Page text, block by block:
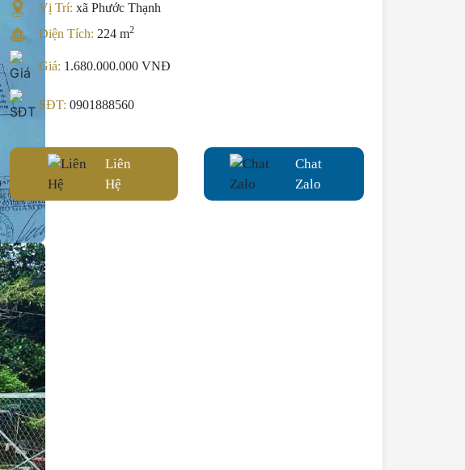
Vị Trí: xã Phước Thạnh
Diện Tích: 224 m2
Giá: 1.680.000.000 VNĐ
SĐT: 0901888560
Liên
Hệ
Chat
Zalo